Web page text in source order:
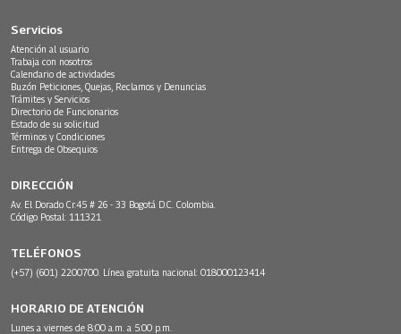
Servicios
Atención al usuario
Trabaja con nosotros
Calendario de actividades
Buzón Peticiones, Quejas, Reclamos y Denuncias
Trámites y Servicios
Directorio de Funcionarios
Estado de su solicitud
Términos y Condiciones
Entrega de Obsequios
DIRECCIÓN
Av. El Dorado Cr.45 # 26 - 33 Bogotá D.C. Colombia.
Código Postal: 111321
TELÉFONOS
(+57) (601) 2200700. Línea gratuita nacional: 018000123414
HORARIO DE ATENCIÓN
Lunes a viernes de 8:00 a.m. a 5:00 p.m.